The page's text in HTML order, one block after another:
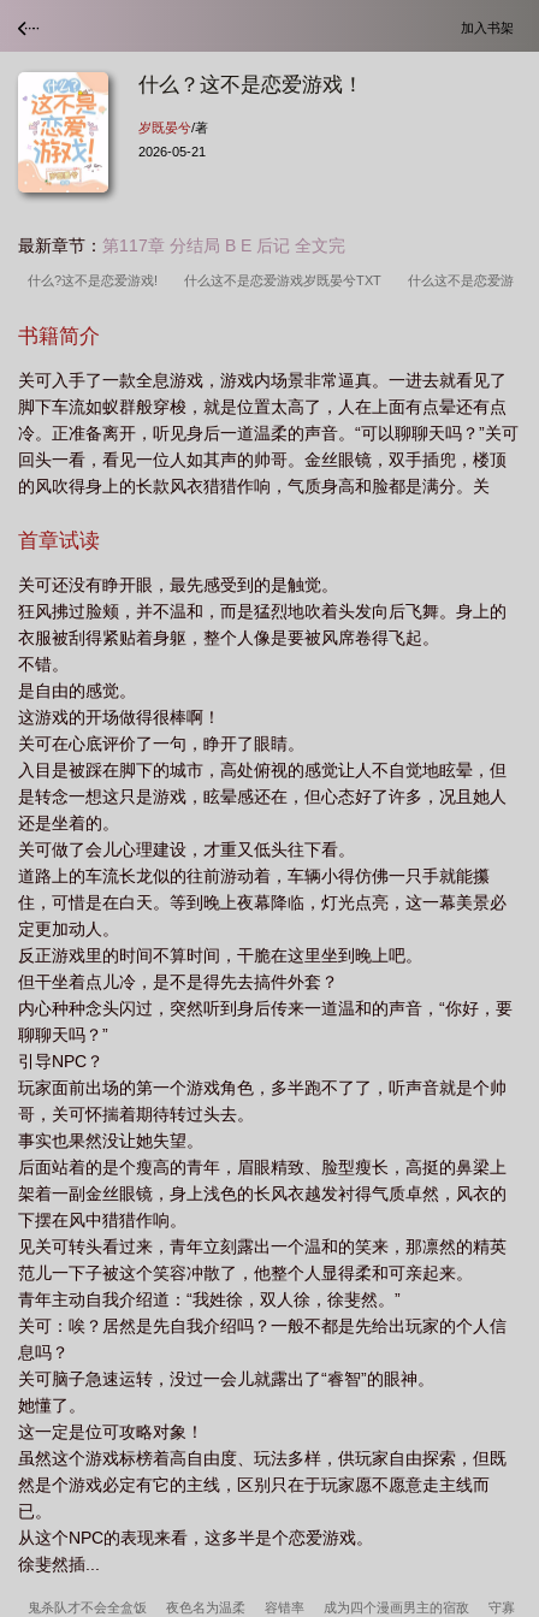
加入书架
什么？这不是恋爱游戏！
岁既晏兮/著
2026-05-21
最新章节： 第117章 分结局 B E 后记 全文完
什么?这不是恋爱游戏! 什么这不是恋爱游戏岁既晏兮TXT 什么这不是恋爱游
戏!shumicun
这不是恋爱游戏! 岁既晏兮 什么?这不是恋爱游戏! 岁既晏兮 免费 什么这不是恋
爱游戏晋江 什么这不是恋爱游戏岁既宴兮 什么这不是恋爱游戏岁既晏兮免费阅
读 什么这不是恋爱游戏百度资源 恋爱不是游戏 原文 什么?这不是恋爱游
戏!TXT 什么?这不是恋爱游戏!岁既晏兮 什么这不是恋爱游戏岁既晏兮
宽 什么这不是恋爱游戏岁既晏兮百度 什么这不是恋爱游戏百度
是恋爱游戏!百度 什么?这不是恋爱游戏漫画
书籍简介
关可入手了一款全息游戏，游戏内场景非常逼真。一进去就看见了
脚下车流如蚁群般穿梭，就是位置太高了，人在上面有点晕还有点
冷。正准备离开，听见身后一道温柔的声音。“可以聊聊天吗？”关可
回头一看，看见一位人如其声的帅哥。金丝眼镜，双手插兜，楼顶
的风吹得身上的长款风衣猎猎作响，气质身高和脸都是满分。关
戏！！*关可和一号攻略对象聊得很愉快，刚准备站起身来，脚下一
个黑色的人影，关可没来及看清楚，就被拥进了一个炙热的怀抱
里，往后方跌去。后背擦在地上有点疼，但身前怀抱肌肉触感也同
样真实。关可：！好评！必须好评啊！！晕头转向.jpg*人被“救”下
后，又经过一阵苦口婆心的劝解，玩家终于从满头雾水到明白事情
经过。关可：“……”我说我就是上去吹吹风，你们信吗？ps.游戏融
合现实梗，有死遁
首章试读
关可还没有睁开眼，最先感受到的是触觉。
狂风拂过脸颊，并不温和，而是猛烈地吹着头发向后飞舞。身上的
衣服被刮得紧贴着身躯，整个人像是要被风席卷得飞起。
不错。
是自由的感觉。
这游戏的开场做得很棒啊！
关可在心底评价了一句，睁开了眼睛。
入目是被踩在脚下的城市，高处俯视的感觉让人不自觉地眩晕，但
是转念一想这只是游戏，眩晕感还在，但心态好了许多，况且她人
还是坐着的。
关可做了会儿心理建设，才重又低头往下看。
道路上的车流长龙似的往前游动着，车辆小得仿佛一只手就能攥
住，可惜是在白天。等到晚上夜幕降临，灯光点亮，这一幕美景必
定更加动人。
反正游戏里的时间不算时间，干脆在这里坐到晚上吧。
但干坐着点儿冷，是不是得先去搞件外套？
内心种种念头闪过，突然听到身后传来一道温和的声音，“你好，要
聊聊天吗？”
引导NPC？
玩家面前出场的第一个游戏角色，多半跑不了了，听声音就是个帅
哥，关可怀揣着期待转过头去。
事实也果然没让她失望。
后面站着的是个瘦高的青年，眉眼精致、脸型瘦长，高挺的鼻梁上
架着一副金丝眼镜，身上浅色的长风衣越发衬得气质卓然，风衣的
下摆在风中猎猎作响。
见关可转头看过来，青年立刻露出一个温和的笑来，那凛然的精英
范儿一下子被这个笑容冲散了，他整个人显得柔和可亲起来。
青年主动自我介绍道：“我姓徐，双人徐，徐斐然。”
关可：唉？居然是先自我介绍吗？一般不都是先给出玩家的个人信
息吗？
关可脑子急速运转，没过一会儿就露出了“睿智”的眼神。
她懂了。
这一定是位可攻略对象！
虽然这个游戏标榜着高自由度、玩法多样，供玩家自由探索，但既
然是个游戏必定有它的主线，区别只在于玩家愿不愿意走主线而
已。
从这个NPC的表现来看，这多半是个恋爱游戏。
徐斐然插...
鬼杀队才不会全盒饭 夜色名为温柔 容错率 成为四个漫画男主的宿敌 守寡